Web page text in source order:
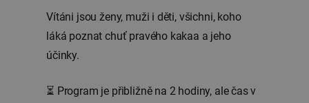
Vítáni jsou ženy, muži i děti, všichni, koho
láká poznat chuť pravého kakaa a jeho
účinky.
⏳ Program je přibližně na 2 hodiny, ale čas v